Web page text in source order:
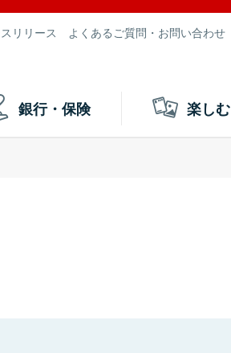
リリース よくあるご質問・お問い合わせ
銀行・保険 楽しむ